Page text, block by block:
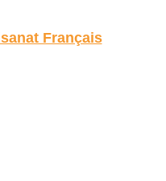
Français